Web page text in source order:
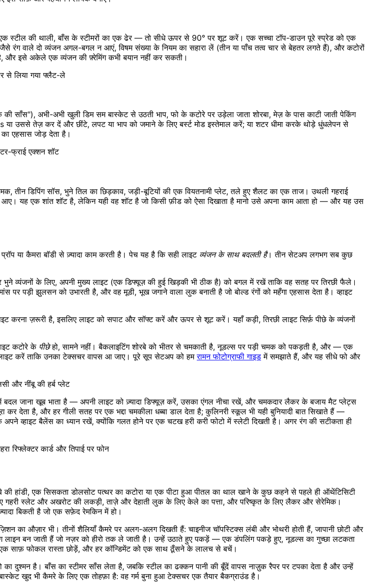
की थाली, बाँस के स्टीमरों का एक ढेर — तो सीधे ऊपर से 90° पर शूट करें। एक सच्चा टॉप-डाउन पूरे स्प्रेड को एक
रंग वाले दो व्यंजन अगल-बगल न आएं, विषम संख्या के नियम का सहारा लें (तीन या पाँच तत्व चार से बेहतर लगते हैं), और कटोरों
और इसे अकेले एक व्यंजन की फ़्रेमिंग कभी बयान नहीं कर सकती।
से लिया गया फ्लैट-ले
की साँस"), अभी-अभी खुली डिम सम बास्केट से उठती भाप, फो के कटोरे पर उड़ेला जाता शोरबा, मेज़ के पास काटी जाती पेकिंग
उससे तेज़ कर दें और छींटे, लपट या भाप को जमाने के लिए बर्स्ट मोड इस्तेमाल करें; या शटर धीमा करके थोड़े धुंधलेपन से
एहसास जोड़ देता है।
फ्राई एक्शन शॉट
डिपिंग सॉस, भुने तिल का छिड़काव, जड़ी-बूटियों की एक वियतनामी प्लेट, तले हुए शैलट का एक ताज। उथली गहराई
यह एक शांत शॉट है, लेकिन यही वह शॉट है जो किसी फ़ीड को ऐसा दिखाता है मानो उसे अपना काम आता हो — और यह उस
या कैमरा बॉडी से ज़्यादा काम करती है। पेच यह है कि सही लाइट व्यंजन के साथ बदलती है। तीन सेटअप लगभग सब कुछ
भुने व्यंजनों के लिए, अपनी मुख्य लाइट (एक डिफ्यूज़ की हुई खिड़की भी ठीक है) को बगल में रखें ताकि वह सतह पर तिरछी फैले।
पड़ी झुलसन को उभारती है, और वह मूडी, भूख जगाने वाला लुक बनाती है जो बोल्ड रंगों को महँगा एहसास देता है। व्हाइट
करना ज़रूरी है, इसलिए लाइट को सपाट और सॉफ्ट करें और ऊपर से शूट करें। यहाँ कड़ी, तिरछी लाइट सिर्फ़ पीछे के व्यंजनों
कटोरे के पीछेहो, सामने नहीं। बैकलाइटिंग शोरबे को भीतर से चमकाती है, नूडल्स पर पड़ी चमक को पकड़ती है, और — एक
करें ताकि उनका टेक्सचर वापस आ जाए। पूरे सूप सेटअप को हमरामन फोटोग्राफी गाइड में समझाते हैं, और यह सीधे फो और
और नींबू की हर्ब प्लेट
बदल जाना खूब भाता है — अपनी लाइट को ज़्यादा डिफ्यूज़ करें, उसका एंगल नीचा रखें, और चमकदार लैकर के बजाय मैट प्लेट्स
कर देता है, और हर गीली सतह पर एक भद्दा चमकीला धब्बा डाल देता है; कुलिनरी स्कूल भी यही बुनियादी बात सिखाते हैं —
व्हाइट बैलेंस का ध्यान रखें, क्योंकि गलत होने पर एक चटख हरी करी फोटो में स्लेटी दिखती है। अगर रंग की सटीकता ही
रिफ्लेक्टर कार्ड और तिपाई पर फोन
की हांडी, एक सिसकता डोलसोट पत्थर का कटोरा या एक पीटा हुआ पीतल का थाल खाने के कुछ कहने से पहले ही ऑथेंटिसिटी
गहरी स्लेट और अखरोट की लकड़ी, ताज़े और देहाती लुक के लिए केले का पत्ता, और परिष्कृत के लिए लैकर और सेरेमिक।
बिकती है जो एक सफ़ेद रेमकिन में हो।
का औज़ार भी। तीनों शैलियाँ कैमरे पर अलग-अलग दिखती हैं: चाइनीज चॉपस्टिक्स लंबी और भोथरी होती हैं, जापानी छोटी और
बन जाती हैं जो नज़र को हीरो तक ले जाती है। उन्हें उठाते हुए पकड़ें — एक डंपलिंग पकड़े हुए, नूडल्स का गुच्छा लटकता
फोकल रास्ता छोड़ें, और हर कॉन्डिमेंट को एक साथ ठूँसने के लालच से बचें।
दुश्मन है। बाँस का स्टीमर साँस लेता है, जबकि स्टील का ढक्कन पानी की बूँदें वापस नाज़ुक रैपर पर टपका देता है और उन्हें
खुद भी कैमरे के लिए एक तोहफ़ा है: वह गर्म बुना हुआ टेक्सचर एक तैयार बैकग्राउंड है।